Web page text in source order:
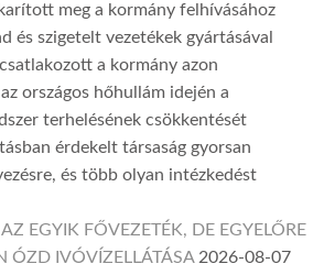
meg a kormány felhívásához
és szigetelt vezetékek gyártásával
a kormány azon
országos hőhullám idején a
terhelésének csökkentését
érdekelt társaság gyorsan
és több olyan intézkedést
EGYIK FŐVEZETÉK, DE EGYELŐRE
ÓZD IVÓVÍZELLÁTÁSA 2026-08-07